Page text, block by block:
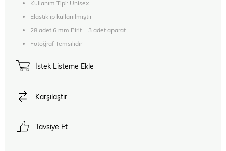
Kullanım Tipi: Unisex
Elastik ip kullanılmıştır
28 adet 6 mm Pirit + 3 adet aparat
Fotoğraf Temsilidir
İstek Listeme Ekle
Karşılaştır
Tavsiye Et